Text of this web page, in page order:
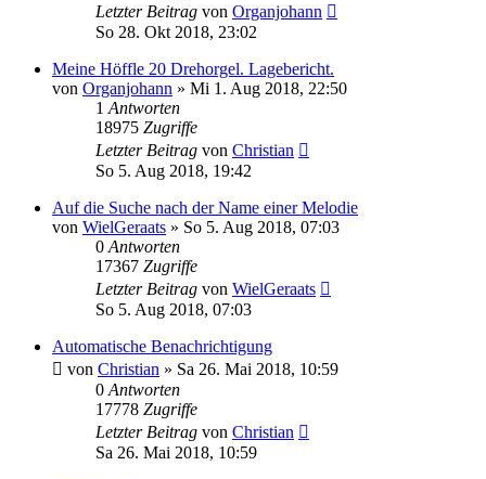
Letzter Beitrag von Organjohann
So 28. Okt 2018, 23:02
Meine Höffle 20 Drehorgel. Lagebericht.
von Organjohann » Mi 1. Aug 2018, 22:50
1Antworten
18975 Zugriffe
Letzter Beitrag von Christian
So 5. Aug 2018, 19:42
Auf die Suche nach der Name einer Melodie
von WielGeraats » So 5. Aug 2018, 07:03
0Antworten
17367 Zugriffe
Letzter Beitrag von WielGeraats
So 5. Aug 2018, 07:03
Automatische Benachrichtigung
von Christian » Sa 26. Mai 2018, 10:59
0Antworten
17778 Zugriffe
Letzter Beitrag von Christian
Sa 26. Mai 2018, 10:59